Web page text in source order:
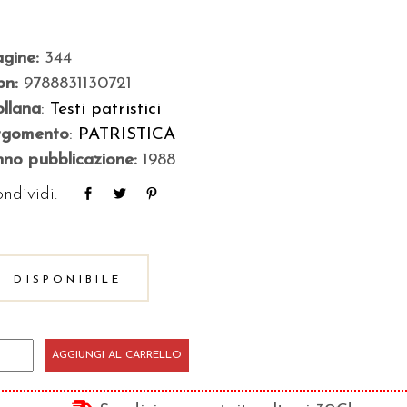
344
9788831130721
: Testi patristici
: PATRISTICA
pubblicazione:1988
DISPONIBILE
AGGIUNGI AL CARRELLO